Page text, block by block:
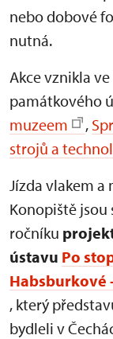
nebo dobové
nutná.
Akce vznikla
památkového
muzeem
,
strojů a
Jízda vlakem
Konopiště
ročníku
ústavu Po
Habsburkové
, který
bydleli v